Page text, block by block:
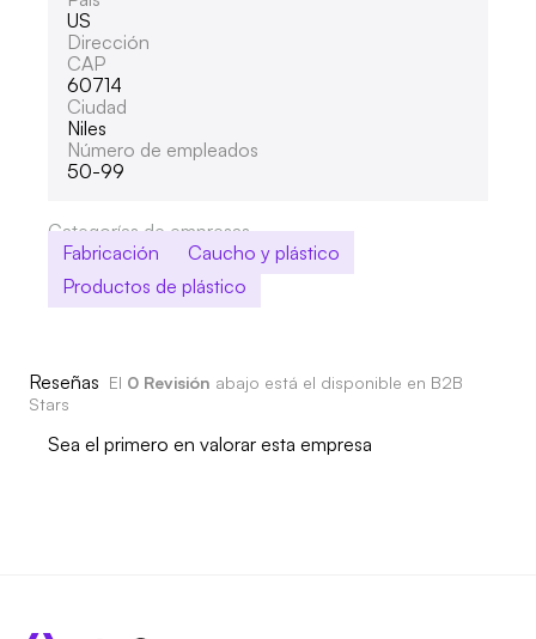
US
Dirección
CAP
60714
Ciudad
Niles
Número de empleados
50-99
Categorías de empresas
Fabricación
Caucho y plástico
Productos de plástico
Reseñas El 0 Revisión abajo está el disponible en B2B
Stars
Sea el primero en valorar esta empresa